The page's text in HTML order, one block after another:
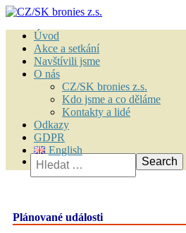
Úvod
Akce a setkání
Navštívili jsme
O nás
CZ/SK bronies z.s.
Kdo jsme a co děláme
Kontakty a lidé
Odkazy
GDPR
English
Vyhledávání
Plánované události